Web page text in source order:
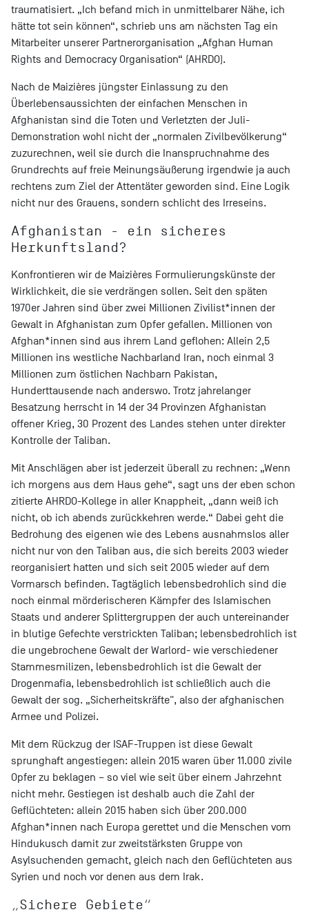
traumatisiert. „Ich befand mich in unmittelbarer Nähe, ich
hätte tot sein können“, schrieb uns am nächsten Tag ein
Mitarbeiter unserer Partnerorganisation „Afghan Human
Rights and Democracy Organisation“ (AHRDO).
Nach de Maizières jüngster Einlassung zu den
Überlebensaussichten der einfachen Menschen in
Afghanistan sind die Toten und Verletzten der Juli-
Demonstration wohl nicht der „normalen Zivilbevölkerung“
zuzurechnen, weil sie durch die Inanspruchnahme des
Grundrechts auf freie Meinungsäußerung irgendwie ja auch
rechtens zum Ziel der Attentäter geworden sind. Eine Logik
nicht nur des Grauens, sondern schlicht des Irreseins.
Afghanistan - ein sicheres
Herkunftsland?
Konfrontieren wir de Maizières Formulierungskünste der
Wirklichkeit, die sie verdrängen sollen. Seit den späten
1970er Jahren sind über zwei Millionen Zivilist*innen der
Gewalt in Afghanistan zum Opfer gefallen. Millionen von
Afghan*innen sind aus ihrem Land geflohen: Allein 2,5
Millionen ins westliche Nachbarland Iran, noch einmal 3
Millionen zum östlichen Nachbarn Pakistan,
Hunderttausende nach anderswo. Trotz jahrelanger
Besatzung herrscht in 14 der 34 Provinzen Afghanistan
offener Krieg, 30 Prozent des Landes stehen unter direkter
Kontrolle der Taliban.
Mit Anschlägen aber ist jederzeit überall zu rechnen: „Wenn
ich morgens aus dem Haus gehe“, sagt uns der eben schon
zitierte AHRDO-Kollege in aller Knappheit, „dann weiß ich
nicht, ob ich abends zurückkehren werde.“ Dabei geht die
Bedrohung des eigenen wie des Lebens ausnahmslos aller
nicht nur von den Taliban aus, die sich bereits 2003 wieder
reorganisiert hatten und sich seit 2005 wieder auf dem
Vormarsch befinden. Tagtäglich lebensbedrohlich sind die
noch einmal mörderischeren Kämpfer des Islamischen
Staats und anderer Splittergruppen der auch untereinander
in blutige Gefechte verstrickten Taliban; lebensbedrohlich ist
die ungebrochene Gewalt der Warlord- wie verschiedener
Stammesmilizen, lebensbedrohlich ist die Gewalt der
Drogenmafia, lebensbedrohlich ist schließlich auch die
Gewalt der sog. „Sicherheitskräfte", also der afghanischen
Armee und Polizei.
Mit dem Rückzug der ISAF-Truppen ist diese Gewalt
sprunghaft angestiegen: allein 2015 waren über 11.000 zivile
Opfer zu beklagen – so viel wie seit über einem Jahrzehnt
nicht mehr. Gestiegen ist deshalb auch die Zahl der
Geflüchteten: allein 2015 haben sich über 200.000
Afghan*innen nach Europa gerettet und die Menschen vom
Hindukusch damit zur zweitstärksten Gruppe von
Asylsuchenden gemacht, gleich nach den Geflüchteten aus
Syrien und noch vor denen aus dem Irak.
„Sichere Gebiete“